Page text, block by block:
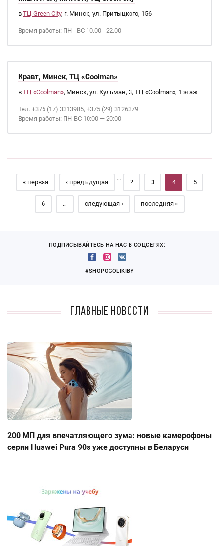
в ТЦ Green City, г. Минск, ул. Притыцкого, 156
Время работы: ПН - ВС 10.00 - 22.00
Кравт, Минск, ТЦ «Coolman»
в ТЦ «Coolman», Минск, ул. Кульман, 3, ТЦ «Coolman», 1 этаж
Тел. +375 (17) 3313985, +375 (29) 3126379
Время работы: ПН-ВС 10:00 — 20:00
Страницы
« первая ‹ предыдущая
…
2 3 4 5
6 … следующая › последняя »
ПОДПИСЫВАЙТЕСЬ НА НАС В СОЦСЕТЯХ:
#SHOPOGOLIKIBY
Главные новости
200 МП для впечатляющего зума: новые камерофоны
серии Huawei Pura 90s уже доступны в Беларуси